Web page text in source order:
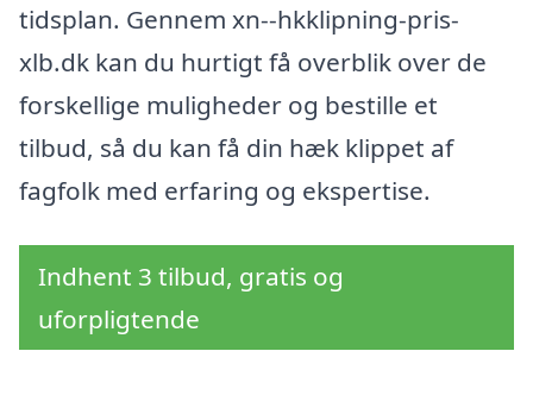
tidsplan. Gennem xn--hkklipning-pris-
xlb.dk kan du hurtigt få overblik over de
forskellige muligheder og bestille et
tilbud, så du kan få din hæk klippet af
fagfolk med erfaring og ekspertise.
Indhent 3 tilbud, gratis og
uforpligtende